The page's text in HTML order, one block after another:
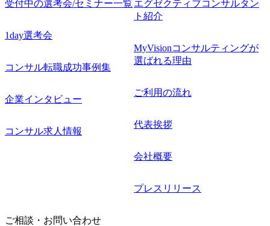
受付中の選考会/セミナー一覧
1day選考会
コンサル転職成功事例集
企業インタビュー
コンサル求人情報
エグゼクティブコンサルタン
ト紹介
MyVisionコンサルティングが
選ばれる理由
ご利用の流れ
代表挨拶
会社概要
プレスリリース
ご相談・お問い合わせ